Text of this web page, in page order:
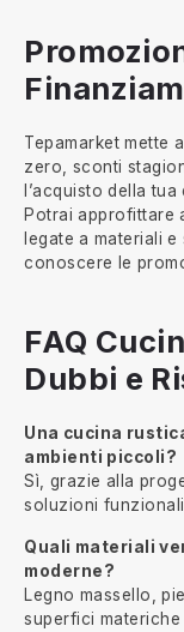
Tepamarket mette
zero, sconti
l’acquisto della
Potrai approfittare
legate a materiali
conoscere le
FAQ
Dubbi e
Una cucina
ambienti piccoli?
Sì, grazie alla
soluzioni
Quali materiali
moderne?
Legno massello,
superfici materiche